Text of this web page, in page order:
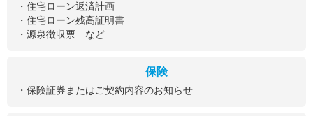
・住宅ローン返済計画
・住宅ローン残高証明書
・源泉徴収票 など
保険
・保険証券またはご契約内容のお知らせ